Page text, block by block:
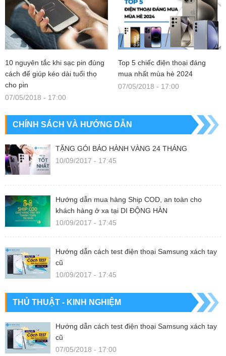
10 nguyên tắc khi sạc pin đúng
cách để giúp kéo dài tuổi thọ
cho pin
07/05/2018 - 17:00
Top 5 chiếc điện thoại đáng
mua nhất mùa hè 2024
07/05/2018 - 17:00
CHÍNH SÁCH VÀ HƯỚNG DẪN
TẶNG GÓI BẢO HÀNH VÀNG 24 THÁNG
10/09/2017 - 17:45
Hướng dẫn mua hàng Ship COD, an toàn cho
khách hàng ở xa tại DI ĐỘNG HÀN
10/09/2017 - 17:45
Hướng dẫn cách test điện thoại Samsung xách tay
cũ
10/09/2017 - 17:45
THỦ THUẬT - KINH NGHIỆM
Hướng dẫn cách test điện thoại Samsung xách tay
cũ
07/05/2018 - 17:00